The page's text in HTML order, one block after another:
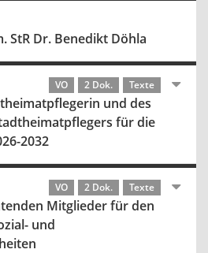
StR Dr. Benedikt Döhla
VO 2 Dok. Texte
und des
für die
2032
VO 2 Dok. Texte
Mitglieder für den
und